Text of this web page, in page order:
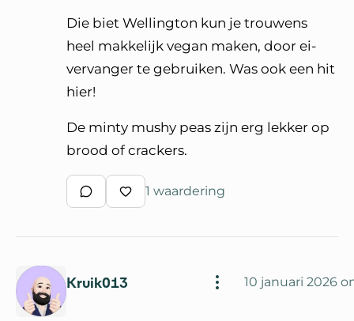
Die biet Wellington kun je trouwens
heel makkelijk vegan maken, door ei-
vervanger te gebruiken. Was ook een hit
hier!
De minty mushy peas zijn erg lekker op
brood of crackers.
Schrijf een reactie
Waardeer reactie
1 waardering
Kruik013 10 januari 2026